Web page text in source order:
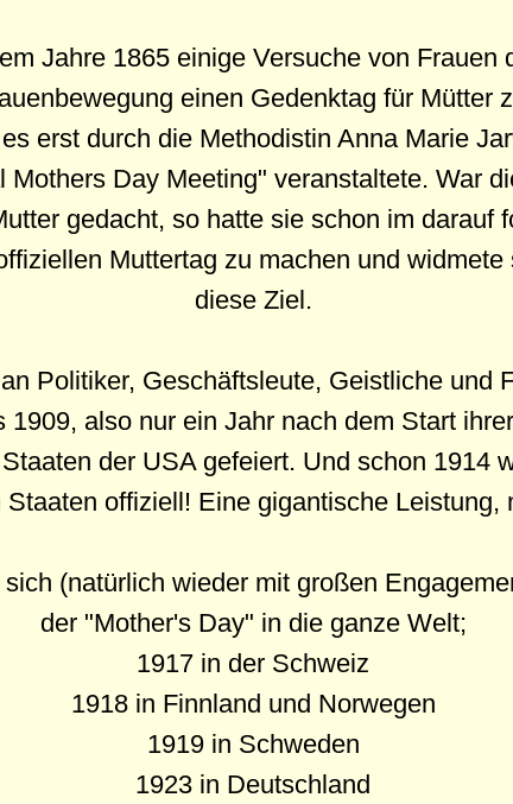
Jahre 1865 einige Versuche von Frauen
einen Gedenktag für Mütter
erst durch die Methodistin Anna Marie
Mothers Day Meeting" veranstaltete. War
gedacht, so hatte sie schon im darauf
Muttertag zu machen und
diese Ziel.
Politiker, Geschäftsleute, Geistliche und
1909, also nur ein Jahr nach dem Start
der USA gefeiert. Und schon 1914
Staaten offiziell! Eine gigantische Leistung,
(natürlich wieder mit großen
der "Mother's Day" in die ganze Welt;
1917 in der Schweiz
1918 in Finnland und Norwegen
1919 in Schweden
1923 in Deutschland